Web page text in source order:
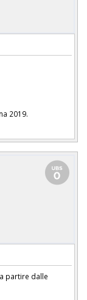
2019.
partire dalle